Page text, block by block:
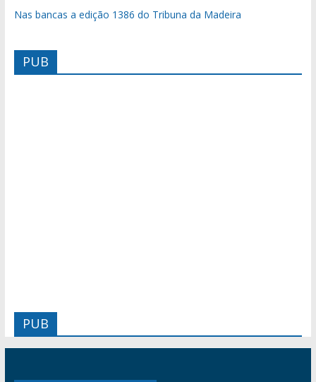
Nas bancas a edição 1386 do Tribuna da Madeira
PUB
PUB